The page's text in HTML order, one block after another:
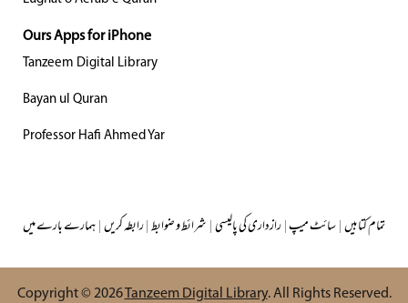
Ours Apps for iPhone
Tanzeem Digital Library
Bayan ul Quran
Professor Hafi Ahmed Yar
ہمارے بارے میں|رابطہ کریں|شرائط و ضوابط|رازداری کی پالیسی|سائٹ میپ|تمام کتابیں
Copyright © 2026Tanzeem Digital Library. All Rights Reserved.